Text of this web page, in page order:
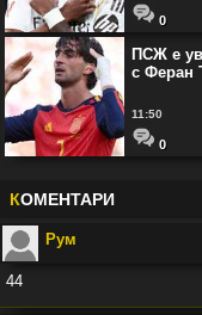
0
ПСЖ е
с Феран
11:50
0
КОМЕНТАРИ
Рум
44
Във: Рио Фърдинанд: